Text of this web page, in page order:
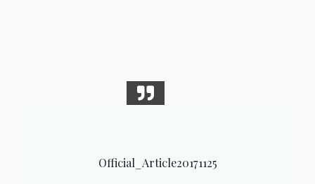
Official_Article20171125